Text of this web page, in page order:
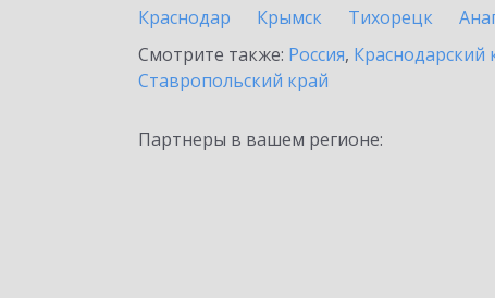
Краснодар
Крымск Тихорецк
Смотрите также: Россия, Краснодарский
Ставропольский край
Партнеры в вашем регионе: